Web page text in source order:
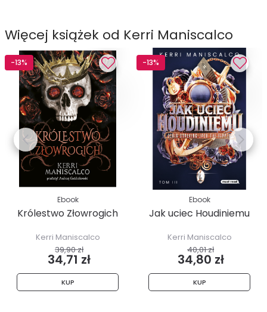
Więcej książek od Kerri Maniscalco
-13%
Ebook
Królestwo Złowrogich
Kerri Maniscalco
39,90 zł
34,71 zł
KUP
-13%
Ebook
Jak uciec Houdiniemu
Kerri Maniscalco
40,01 zł
34,80 zł
KUP